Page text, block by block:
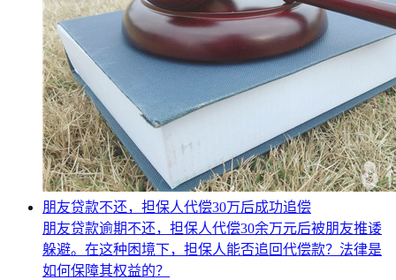
朋友贷款不还，担保人代偿30万后成功追偿
朋友贷款逾期不还，担保人代偿30余万元后被朋友推诿
躲避。在这种困境下，担保人能否追回代偿款？法律是
如何保障其权益的？